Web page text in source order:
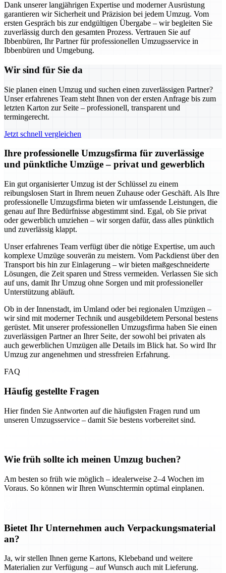
Dank unserer langjährigen Expertise und moderner Ausrüstung
garantieren wir Sicherheit und Präzision bei jedem Umzug. Vom
ersten Gespräch bis zur endgültigen Übergabe – wir begleiten Sie
zuverlässig durch den gesamten Prozess. Vertrauen Sie auf
Ibbenbüren, Ihr Partner für professionellen Umzugsservice in
Ibbenbüren und Umgebung.
Wir sind für Sie da
Sie planen einen Umzug und suchen einen zuverlässigen Partner?
Unser erfahrenes Team steht Ihnen von der ersten Anfrage bis zum
letzten Karton zur Seite – professionell, transparent und
termingerecht.
Jetzt schnell vergleichen
Ihre professionelle Umzugsfirma für zuverlässige
und pünktliche Umzüge – privat und gewerblich
Ein gut organisierter Umzug ist der Schlüssel zu einem
reibungslosen Start in Ihrem neuen Zuhause oder Geschäft. Als Ihre
professionelle Umzugsfirma bieten wir umfassende Leistungen, die
genau auf Ihre Bedürfnisse abgestimmt sind. Egal, ob Sie privat
oder gewerblich umziehen – wir sorgen dafür, dass alles pünktlich
und zuverlässig klappt.
Unser erfahrenes Team verfügt über die nötige Expertise, um auch
komplexe Umzüge souverän zu meistern. Vom Packdienst über den
Transport bis hin zur Einlagerung – wir bieten maßgeschneiderte
Lösungen, die Zeit sparen und Stress vermeiden. Verlassen Sie sich
auf uns, damit Ihr Umzug ohne Sorgen und mit professioneller
Unterstützung abläuft.
Ob in der Innenstadt, im Umland oder bei regionalen Umzügen –
wir sind mit moderner Technik und ausgebildetem Personal bestens
gerüstet. Mit unserer professionellen Umzugsfirma haben Sie einen
zuverlässigen Partner an Ihrer Seite, der sowohl bei privaten als
auch gewerblichen Umzügen alle Details im Blick hat. So wird Ihr
Umzug zur angenehmen und stressfreien Erfahrung.
FAQ
Häufig gestellte Fragen
Hier finden Sie Antworten auf die häufigsten Fragen rund um
unseren Umzugsservice – damit Sie bestens vorbereitet sind.
Wie früh sollte ich meinen Umzug buchen?
Am besten so früh wie möglich – idealerweise 2–4 Wochen im
Voraus. So können wir Ihren Wunschtermin optimal einplanen.
Bietet Ihr Unternehmen auch Verpackungsmaterial
an?
Ja, wir stellen Ihnen gerne Kartons, Klebeband und weitere
Materialien zur Verfügung – auf Wunsch auch mit Lieferung.